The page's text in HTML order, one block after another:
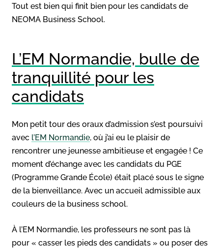
Tout est bien qui finit bien pour les candidats de
NEOMA Business School.
L’EM Normandie, bulle de
tranquillité pour les
candidats
Mon petit tour des oraux d’admission s’est poursuivi
avec l’EM Normandie, où j’ai eu le plaisir de
rencontrer une jeunesse ambitieuse et engagée ! Ce
moment d’échange avec les candidats du PGE
(Programme Grande École) était placé sous le signe
de la bienveillance. Avec un accueil admissible aux
couleurs de la business school.
À l’EM Normandie, les professeurs ne sont pas là
pour « casser les pieds des candidats » ou poser des